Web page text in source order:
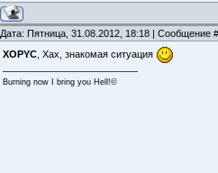
Дата: Пятница, 31.08.2012, 18:18 | Сообщение #
XOPYC , Хах, знакомая ситуация
Burning now I bring you Hell!©